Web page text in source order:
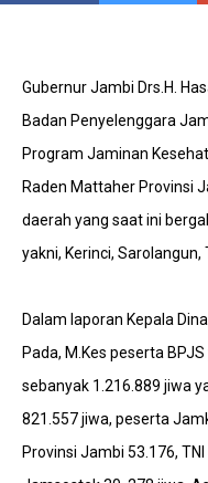
Gubernur Jambi Drs.H.
Badan Penyelenggara
Program Jaminan
Raden Mattaher Provinsi
daerah yang saat ini
yakni, Kerinci, Sarolangun,
Dalam laporan Kepala
Pada, M.Kes peserta
sebanyak 1.216.889 jiwa
821.557 jiwa, peserta
Provinsi Jambi 53.176,